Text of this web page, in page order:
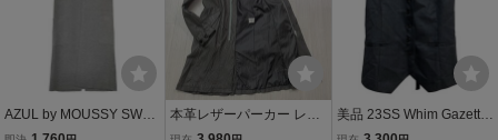
AZUL by MOUSSY SWEA
TTER LONG VEST ロング
本革レザーパーカー レザ
ージャケット ロングコー
美品 23SS Whim Gazette
ウィムガゼット テーラー